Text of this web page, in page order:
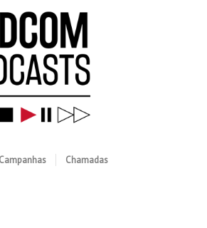
Campanhas Chamadas